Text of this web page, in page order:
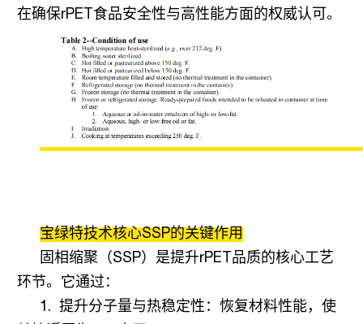
在确保rPET 食品安全性与高性能方面的权威认可。
宝绿特技术核心SSP的关键作用
固相缩聚（SSP）是提升rPET 品质的核心工艺
环节。它通过：
1. 提升分子量与热稳定性：恢复材料性能，使